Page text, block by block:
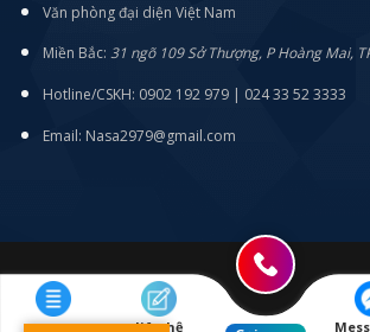
Văn phòng đại diện Việt Nam
Miền Bắc: 31 ngõ 109 Sở Thượng, P Hoàng Mai,
Hotline/CSKH: 0902 192 979 | 024 33 52 3333
Email: Nasa2979@gmail.com
liên hệ